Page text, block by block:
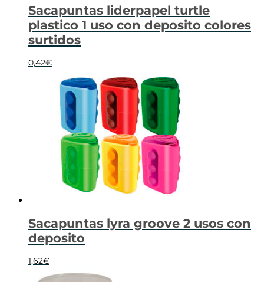
Sacapuntas liderpapel turtle
plastico 1 uso con deposito colores
surtidos
0,42€
Sacapuntas lyra groove 2 usos con
deposito
1,62€